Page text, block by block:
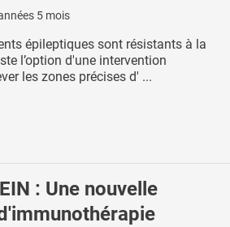
5 mois
épileptiques sont résistants à la
l’option d'une intervention
les zones précises d' ...
: Une nouvelle